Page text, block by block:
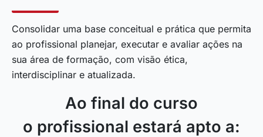
Consolidar uma base conceitual e prática que permita
ao profissional planejar, executar e avaliar ações na
sua área de formação, com visão ética,
interdisciplinar e atualizada.
Ao final do curso
o profissional estará apto a: